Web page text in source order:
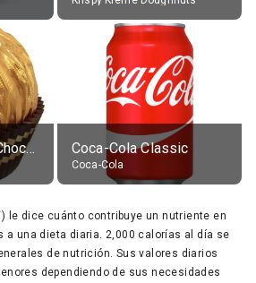
Rocher, Hazelnut Chocolate Ball Coca-Cola Classic
Coca-Cola
le dice cuánto contribuye un nutriente en
a una dieta diaria. 2,000 calorías al día se
de nutrición. Sus valores diarios
dependiendo de sus necesidades